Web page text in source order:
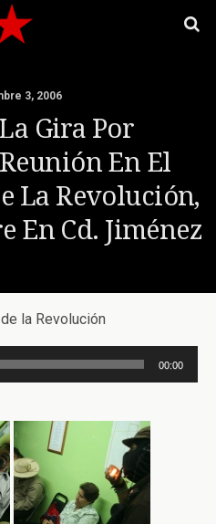
3, 2006
Gira Por
En El
La Revolución,
En Cd. Jiménez
la Revolución
00:00